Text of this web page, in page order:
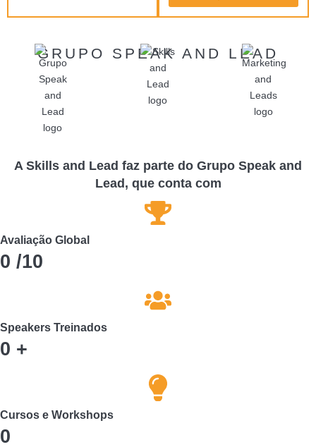
GRUPO SPEAK AND LEAD
A Skills and Lead faz parte do Grupo Speak and
Lead, que conta com
Avaliação Global
0 /10
Speakers Treinados
0 +
Cursos e Workshops
0